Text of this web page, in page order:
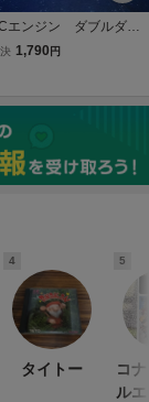
エンジン ダブルダン
ョン double dungeon
1,790 円
4
タイトー
5
コ
ル